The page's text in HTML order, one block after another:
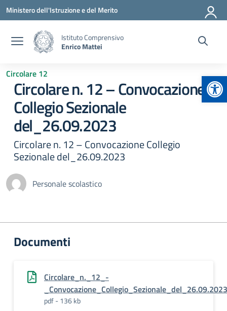
Vai ai contenuti
Vai al menu di navigazione
Vai al footer
Ministero dell'Istruzione e del Merito
Istituto Comprensivo
Enrico Mattei
Circolare 12
Circolare n. 12 – Convocazione
Collegio Sezionale
del_26.09.2023
Circolare n. 12 – Convocazione Collegio
Sezionale del_26.09.2023
Personale scolastico
Documenti
Circolare_n._12_-
_Convocazione_Collegio_Sezionale_del_26.09.2023
pdf - 136 kb